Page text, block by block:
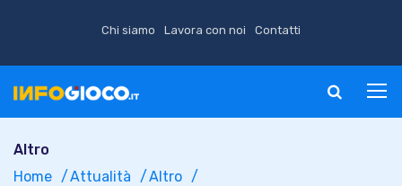
Chi siamo Lavora con noi Contatti
Altro
Home
Attualità Altro